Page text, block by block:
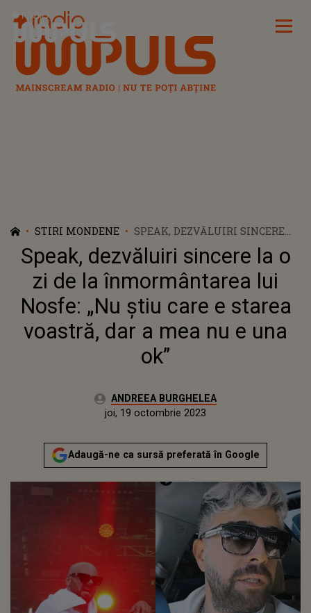
Radio Impuls
STIRI MONDENE
SPEAK, DEZVĂLUIRI SINCERE
LA O ZI DE LA
ÎNMORMÂNTAREA LUI NOSFE:
„NU ȘTIU CARE E STAREA
VOASTRĂ, DAR A MEA NU E
UNA OK”
Speak, dezvăluiri sincere la o
zi de la înmormântarea lui
Nosfe: „Nu știu care e starea
voastră, dar a mea nu e una
ok”
Autor:ANDREEA BURGHELEA
miercuri, 19 octombrie 2022
Actualizat:
joi, 19 octombrie 2023
Adaugă-ne ca sursă preferată în Google